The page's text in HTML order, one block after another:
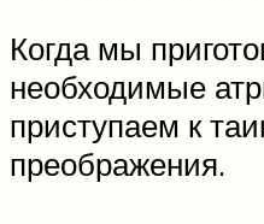
Когда мы
необходимые
приступаем к
преображения.